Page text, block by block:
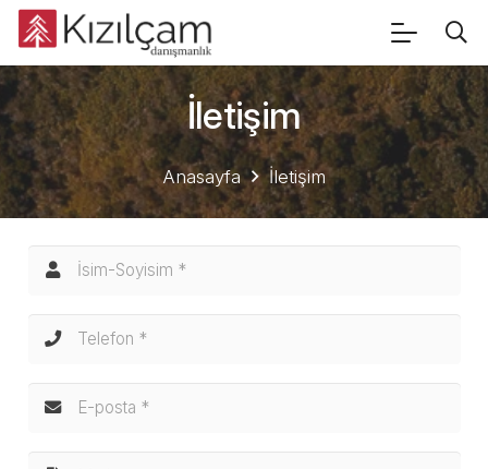
İletişim
Anasayfa İletişim